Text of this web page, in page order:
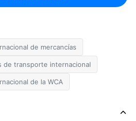
de mercancías
de transporte internacional
de la WCA